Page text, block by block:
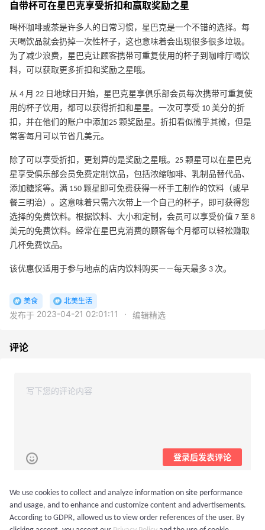
自带杯可在星巴克享受折扣和赢取奖励之星
喝杯咖啡或茶是许多人的日常习惯，星巴克是一个不错的选择。每
天喝饮品就会扔掉一次性杯子，这也意味着会出现很多很多垃圾。
为了减少浪费，星巴克让顾客携带可重复使用的杯子到咖啡厅喝饮
料，可以获取更多折扣和奖励之星哦。
从 4 月 22 日地球日开始，星巴克星享俱乐部会员每次携带可重复使
用的杯子饮用，都可以获得折扣和星星。一次可享受 10 美分的折
扣，并在他们的账户中添加25 颗奖励星。折扣看似微乎其微，但是
常客每月可以节省几美元。
除了可以享受折扣，更划算的是奖励之星哦。25 颗星可以在星巴克
星享受俱乐部会员免费定制饮品，包括浓缩咖啡、乳制品替代品、
添加糖浆等。满 150 颗星即可免费获得一杯手工制作的饮料（或早
餐三明治）。这意味着只需六次带上一个自己的杯子，即可获得您
选择的免费饮料。根据饮料、大小和定制，会员可以享受价值 7 至 8
美元的免费饮料。经常在星巴克消费的顾客每个月都可以轻松赚取
几杯免费饮品。
该优惠仅适用于参与地点的店内饮料购买——每天最多 3 次。
美食 北美生活
发布于 2023-04-21 02:01:11 · 编辑精选
评论
登录后发表评论
最新
小米0520
我经常喝星巴克，下次就带着自己的杯子去，感谢分享
We use cookies to collect and analyze information on site performance
and usage, and to enhance and customize content and advertisements.
According to GDPR, allowed us to view order references of the user. By